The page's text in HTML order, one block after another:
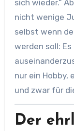
sich wieder.“
nicht wenige
selbst wenn
werden soll:
nur ein Hobby,
und zwar für
Der